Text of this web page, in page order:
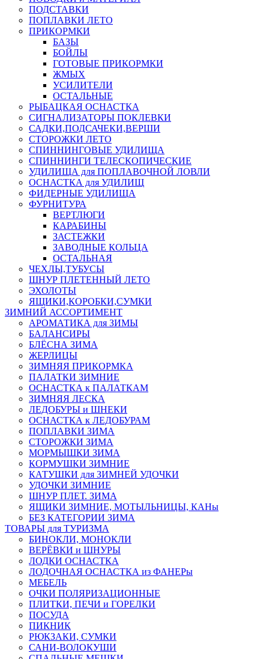
ПОДСТАВКИ
ПОПЛАВКИ ЛЕТО
ПРИКОРМКИ
БАЗЫ
БОЙЛЫ
ГОТОВЫЕ ПРИКОРМКИ
ЖМЫХ
УСИЛИТЕЛИ
ОСТАЛЬНЫЕ
РЫБАЦКАЯ ОСНАСТКА
СИГНАЛИЗАТОРЫ ПОКЛЕВКИ
САДКИ,ПОДСАЧЕКИ,ВЕРШИ
СТОРОЖКИ ЛЕТО
СПИННИНГОВЫЕ УДИЛИЩА
СПИННИНГИ ТЕЛЕСКОПИЧЕСКИЕ
УДИЛИЩА для ПОПЛАВОЧНОЙ ЛОВЛИ
ОСНАСТКА для УДИЛИЩ
ФИДЕРНЫЕ УДИЛИЩА
ФУРНИТУРА
ВЕРТЛЮГИ
КАРАБИНЫ
ЗАСТЕЖКИ
ЗАВОДНЫЕ КОЛЬЦА
ОСТАЛЬНАЯ
ЧЕХЛЫ,ТУБУСЫ
ШНУР ПЛЕТЕННЫЙ ЛЕТО
ЭХОЛОТЫ
ЯЩИКИ,КОРОБКИ,СУМКИ
ЗИМНИЙ АССОРТИМЕНТ
АРОМАТИКА для ЗИМЫ
БАЛАНСИРЫ
БЛЁСНА ЗИМА
ЖЕРЛИЦЫ
ЗИМНЯЯ ПРИКОРМКА
ПАЛАТКИ ЗИМНИЕ
ОСНАСТКА к ПАЛАТКАМ
ЗИМНЯЯ ЛЕСКА
ЛЕДОБУРЫ и ШНЕКИ
ОСНАСТКА к ЛЕДОБУРАМ
ПОПЛАВКИ ЗИМА
СТОРОЖКИ ЗИМА
МОРМЫШКИ ЗИМА
КОРМУШКИ ЗИМНИЕ
КАТУШКИ для ЗИМНЕЙ УДОЧКИ
УДОЧКИ ЗИМНИЕ
ШНУР ПЛЕТ. ЗИМА
ЯЩИКИ ЗИМНИЕ, МОТЫЛЬНИЦЫ, КАНы
БЕЗ КАТЕГОРИИ ЗИМА
ТОВАРЫ для ТУРИЗМА
БИНОКЛИ, МОНОКЛИ
ВЕРЁВКИ и ШНУРЫ
ЛОДКИ ОСНАСТКА
ЛОДОЧНАЯ ОСНАСТКА из ФАНЕРы
МЕБЕЛЬ
ОЧКИ ПОЛЯРИЗАЦИОННЫЕ
ПЛИТКИ, ПЕЧИ и ГОРЕЛКИ
ПОСУДА
ПИКНИК
РЮКЗАКИ, СУМКИ
САНИ-ВОЛОКУШИ